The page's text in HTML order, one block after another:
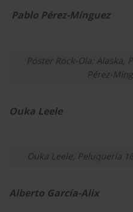
Pablo Pérez-Mínguez
Póster Rock-Ola: Alaska,
Pérez-
Ouka Leele
Ouka Leele, Peluquería
Alberto García-Alix